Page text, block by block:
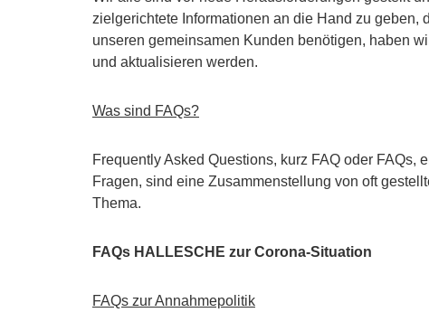
zielgerichtete Informationen an die Hand zu
unseren gemeinsamen Kunden benötigen, haben
und aktualisieren werden.
Was sind FAQs?
Frequently Asked Questions, kurz FAQ oder
Fragen, sind eine Zusammenstellung von oft
Thema.
FAQs HALLESCHE zur Corona-Situation
FAQs zur Annahmepolitik